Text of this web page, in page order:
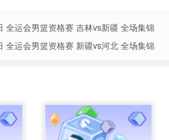
全运会男篮资格赛 吉林vs新疆 全场集锦
全运会男篮资格赛 新疆vs河北 全场集锦